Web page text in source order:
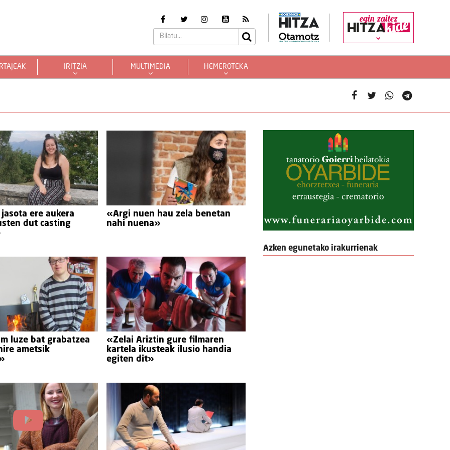
egin zaitez
IRITZIA MULTIMEDIA HEMEROTEKA
jasota ere aukera
dut casting
«Argi nuen hau zela benetan
nahi nuena»
luze bat grabatzea
ametsik
«Zelai Ariztin gure filmaren
kartela ikusteak ilusio handia
egiten dit»
Azken egunetako irakurrienak